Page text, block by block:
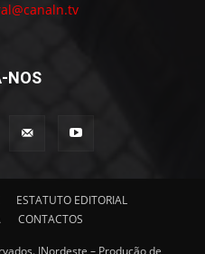
NOS
ESTATUTO EDITORIAL
CONTACTOS